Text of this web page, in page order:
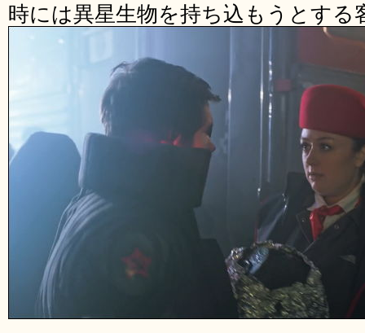
時には異星生物を持ち込もうとする